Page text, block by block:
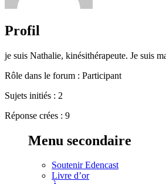
Profil
je suis Nathalie, kinésithérapeute. Je suis
Rôle dans le forum : Participant
Sujets initiés : 2
Réponse crées : 9
Menu secondaire
Soutenir Edencast
Livre d’or